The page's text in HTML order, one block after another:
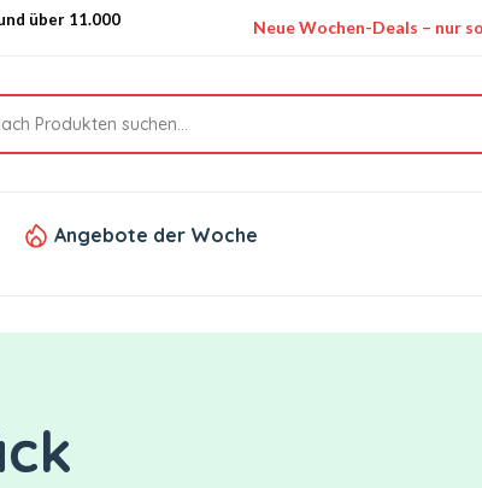
über 11.000
Neue Wochen-Deals – nur
Angebote der Woche